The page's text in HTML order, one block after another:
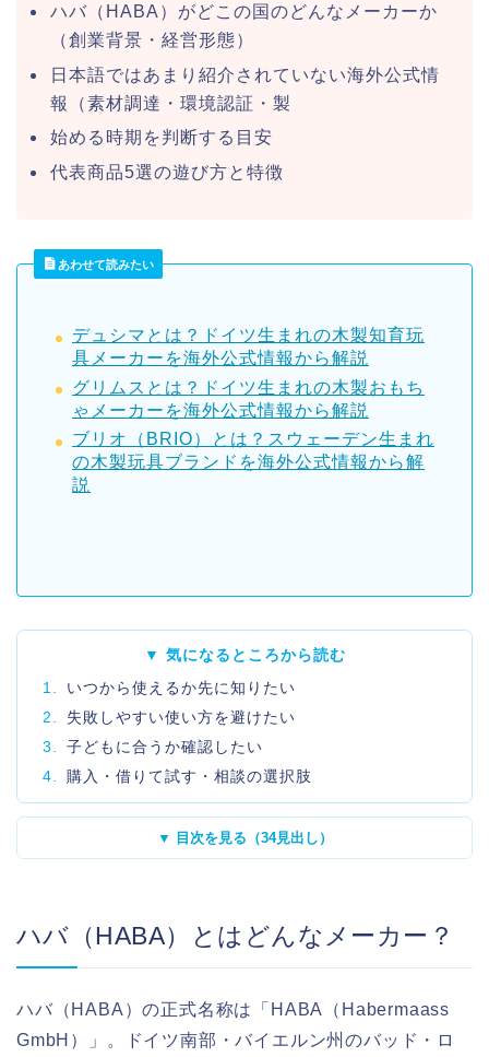
ハバ（HABA）がどこの国のどんなメーカーか
（創業背景・経営形態）
日本語ではあまり紹介されていない海外公式情
報（素材調達・環境認証・製
始める時期を判断する目安
代表商品5選の遊び方と特徴
あわせて読みたい
デュシマとは？ドイツ生まれの木製知育玩
具メーカーを海外公式情報から解説
グリムスとは？ドイツ生まれの木製おもち
ゃメーカーを海外公式情報から解説
ブリオ（BRIO）とは？スウェーデン生まれ
の木製玩具ブランドを海外公式情報から解
説
▼ 気になるところから読む
1.
いつから使えるか先に知りたい
2.
失敗しやすい使い方を避けたい
3.
子どもに合うか確認したい
4.
購入・借りて試す・相談の選択肢
▼ 目次を見る（34見出し）
ハバ（HABA）とはどんなメーカー？
ハバ（HABA）の正式名称は「HABA（Habermaass
GmbH）」。ドイツ南部・バイエルン州のバッド・ロ